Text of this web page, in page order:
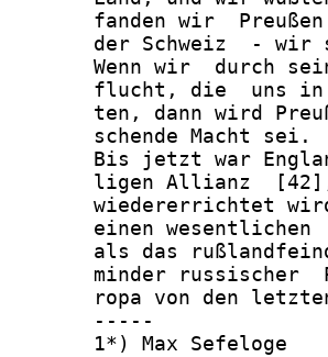
fanden wir
der Schweiz  - wir
Wenn wir  durch
flucht, die  uns
ten, dann wird
       schende Macht sei.
Bis jetzt war
ligen Allianz
wiedererrichtet
einen wesentlichen
als das
minder russischer
ropa von den
       -----
       1*) Max Sefeloge